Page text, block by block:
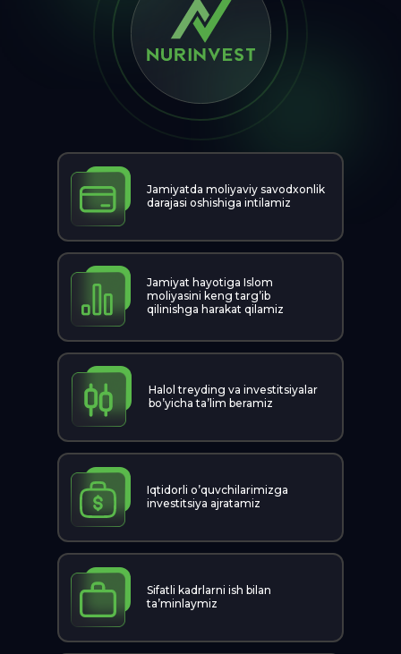
Iqtidorli o’quvchilarimizga
investitsiya ajratamiz
Halol treyding va investitsiyalar
bo’yicha ta’lim beramiz
Jamiyat hayotiga Islom
moliyasini keng targ’ib
qilinishga harakat qilamiz
Sifatli kadrlarni ish bilan
ta’minlaymiz
Jamiyatda moliyaviy savodxonlik
darajasi oshishiga intilamiz